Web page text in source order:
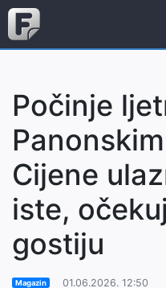
Počinje
Cijene
iste,
gostiju
Magazin 01.06.2026. 12:50